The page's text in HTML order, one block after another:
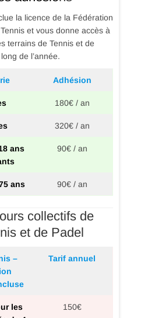
la licence de la Fédération
et vous donne accès à
terrains de Tennis et de
de l’année.
Adhésion
180€ / an
320€ / an
ans
90€ / an
ans 90€ / an
collectifs de
et de Padel
–
Tarif annuel
les
150€